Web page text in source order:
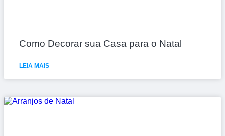
Como Decorar sua Casa para o Natal
LEIA MAIS